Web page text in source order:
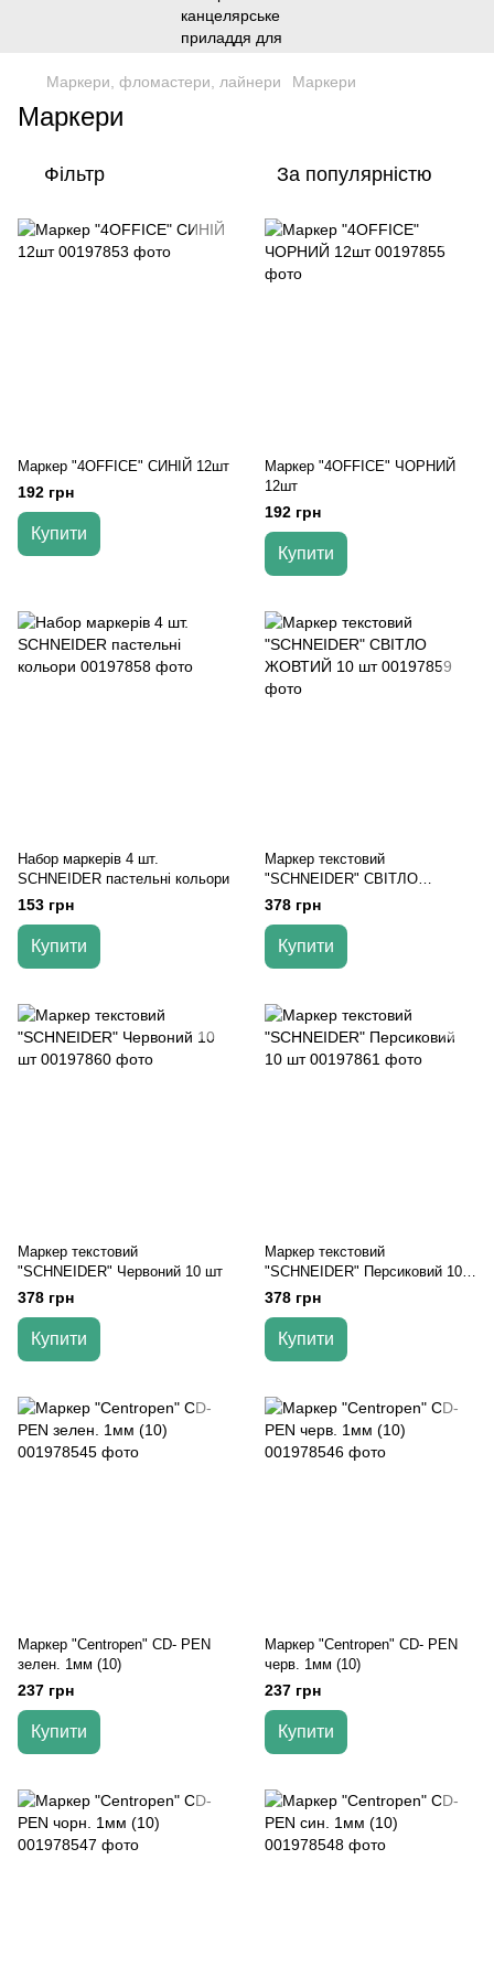
Маркери, фломастери, лайнери Маркери
Маркери
Фільтр За популярністю
Маркер "4OFFICE" СИНІЙ 12шт
192 грн
Купити
Маркер "4OFFICE" ЧОРНИЙ
12шт
192 грн
Купити
Набор маркерів 4 шт.
SCHNEIDER пастельні кольори
153 грн
Купити
Маркер текстовий
"SCHNEIDER" СВІТЛО
ЖОВТИЙ 10 шт
378 грн
Купити
Маркер текстовий
"SCHNEIDER" Червоний 10 шт
378 грн
Купити
Маркер текстовий
"SCHNEIDER" Персиковий 10
шт
378 грн
Купити
Маркер "Centropen" CD- PEN
зелен. 1мм (10)
237 грн
Купити
Маркер "Centropen" CD- PEN
черв. 1мм (10)
237 грн
Купити